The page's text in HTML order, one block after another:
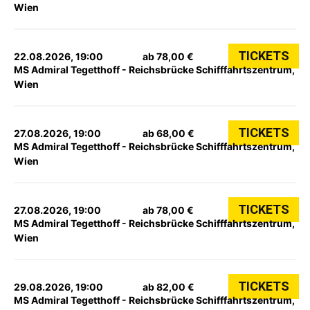
Wien
22.08.2026, 19:00
MS Admiral Tegetthoff - Reichsbrücke Schifffahrtszentrum,
Wien
ab 78,00 € TICKETS
27.08.2026, 19:00
MS Admiral Tegetthoff - Reichsbrücke Schifffahrtszentrum,
Wien
ab 68,00 € TICKETS
27.08.2026, 19:00
MS Admiral Tegetthoff - Reichsbrücke Schifffahrtszentrum,
Wien
ab 78,00 € TICKETS
29.08.2026, 19:00
MS Admiral Tegetthoff - Reichsbrücke Schifffahrtszentrum,
ab 82,00 € TICKETS